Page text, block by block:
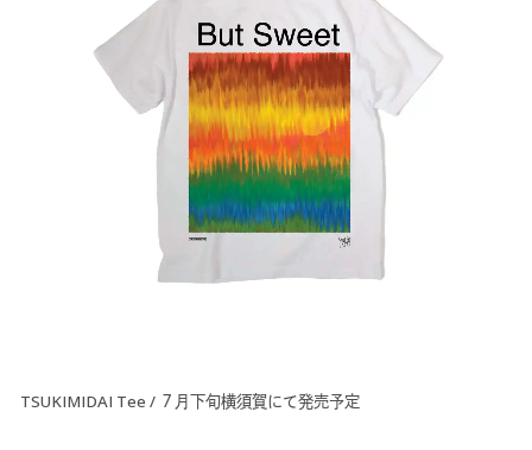
TSUKIMIDAI Tee / ７月下旬横須賀にて発売予定